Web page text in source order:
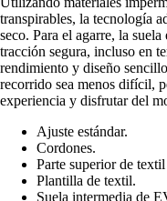
transpirables, la tecnología
seco. Para el agarre, la
tracción segura, incluso en
rendimiento y diseño
recorrido sea menos difícil,
experiencia y disfrutar del
Ajuste estándar.
Cordones.
Parte superior de
Plantilla de textil.
Suela intermedia de